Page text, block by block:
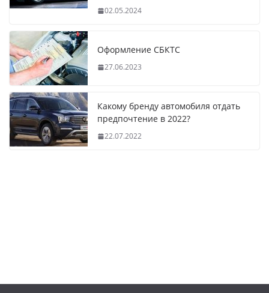
02.05.2024
Оформление СБКТС
27.06.2023
Какому бренду автомобиля отдать
предпочтение в 2022?
22.07.2022